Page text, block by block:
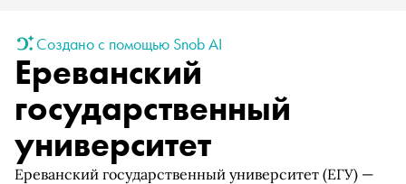
Создано с помощью Snob AI
Ереванский
государственный
университет
Ереванский государственный университет (ЕГУ) —